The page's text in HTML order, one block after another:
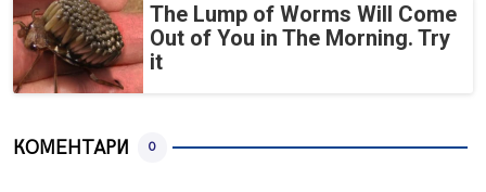
The Lump of Worms Will Come
Out of You in The Morning. Try
it
КОМЕНТАРИ 0